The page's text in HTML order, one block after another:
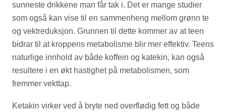
sunneste drikkene man får tak i. Det er mange studier
som også kan vise til en sammenheng mellom grønn te
og vektreduksjon. Grunnen til dette kommer av at teen
bidrar til at kroppens metabolisme blir mer effektiv. Teens
naturlige innhold av både koffein og katekin, kan også
resultere i en økt hastighet på metabolismen, som
fremmer vekttap.
Ketakin virker ved å bryte ned overflødig fett og både